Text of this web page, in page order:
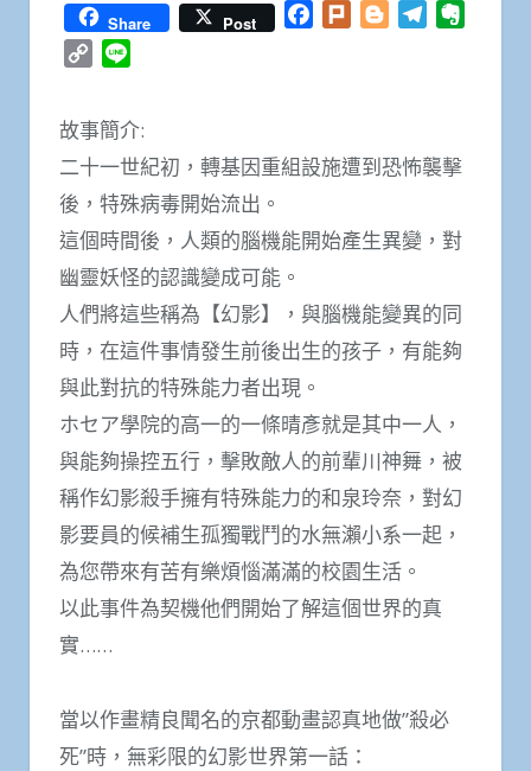
Share Post Facebook
Plurk BloggerTelegram
Copy
故事簡介:
二十一世紀初，轉基因重組設施遭到恐怖襲擊
後，特殊病毒開始流出。
這個時間後，人類的腦機能開始產生異變，對
幽靈妖怪的認識變成可能。
人們將這些稱為【幻影】，與腦機能變異的同
時，在這件事情發生前後出生的孩子，有能夠
與此對抗的特殊能力者出現。
ホセア學院的高一的一條晴彥就是其中一人，
與能夠操控五行，擊敗敵人的前輩川神舞，被
稱作幻影殺手擁有特殊能力的和泉玲奈，對幻
影要員的候補生孤獨戰鬥的水無瀨小系一起，
為您帶來有苦有樂煩惱滿滿的校園生活。
以此事件為契機他們開始了解這個世界的真
實……
當以作畫精良聞名的京都動畫認真地做”殺必
死”時，無彩限的幻影世界第一話：